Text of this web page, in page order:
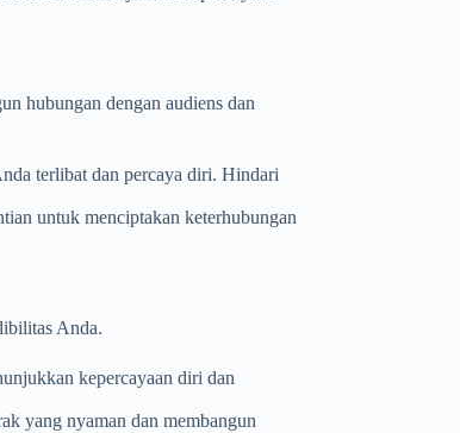
hubungan dengan audiens dan
terlibat dan percaya diri. Hindari
untuk menciptakan keterhubungan
Anda.
kepercayaan diri dan
yang nyaman dan membangun